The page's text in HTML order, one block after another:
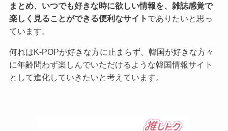
まとめ、いつでも好きな時に欲しい情報を、雑誌感覚で
楽しく見ることができる便利なサイト でありたいと思っ
ています。
何れはK-POPが好きな方に止まらず、韓国が好きな方々
に年齢問わず楽しんでいただけるような韓国情報サイト
として進化していきたいと考えています。